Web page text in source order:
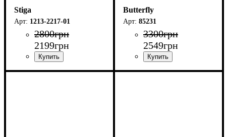
Stiga
1213-2217-01
2800грн
2199грн
Butterfly
85231
3300грн
2549грн